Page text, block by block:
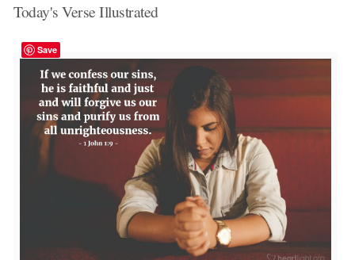
Today's Verse Illustrated
Save